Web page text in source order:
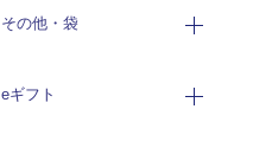
その他・袋
eギフト